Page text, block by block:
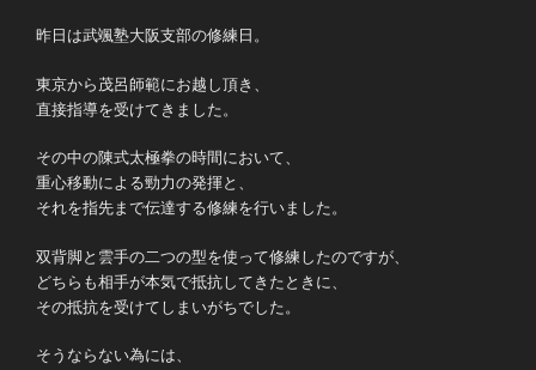
昨日は武颯塾大阪支部の修練日。
東京から茂呂師範にお越し頂き、
直接指導を受けてきました。
その中の陳式太極拳の時間において、
重心移動による勁力の発揮と、
それを指先まで伝達する修練を行いました。
双背脚と雲手の二つの型を使って修練したのですが、
どちらも相手が本気で抵抗してきたときに、
その抵抗を受けてしまいがちでした。
そうならない為には、